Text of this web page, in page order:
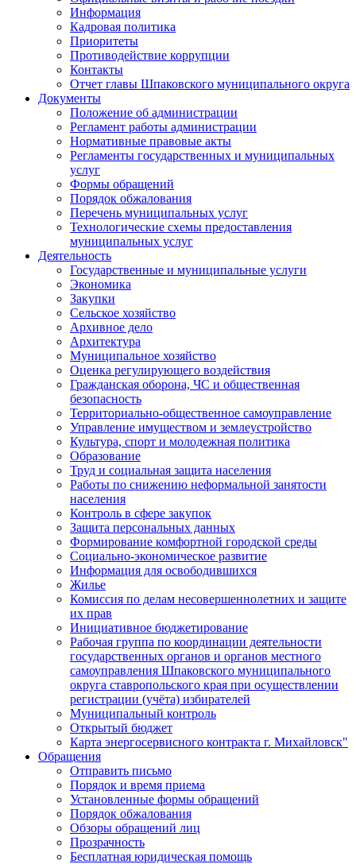
Информация
Кадровая политика
Приоритеты
Противодействие коррупции
Контакты
Отчет главы Шпаковского муниципального округа
Документы
Положение об администрации
Регламент работы администрации
Нормативные правовые акты
Регламенты государственных и муниципальных
услуг
Формы обращений
Порядок обжалования
Перечень муниципальных услуг
Технологические схемы предоставления
муниципальных услуг
Деятельность
Государственные и муниципальные услуги
Экономика
Закупки
Сельское хозяйство
Архивное дело
Архитектура
Муниципальное хозяйство
Оценка регулирующего воздействия
Гражданская оборона, ЧС и общественная
безопасность
Территориально-общественное самоуправление
Управление имуществом и землеустройство
Культура, спорт и молодежная политика
Образование
Труд и социальная защита населения
Работы по снижению неформальной занятости
населения
Контроль в сфере закупок
Защита персональных данных
Формирование комфортной городской среды
Социально-экономическое развитие
Информация для освободившихся
Жилье
Комиссия по делам несовершеннолетних и защите
их прав
Инициативное бюджетирование
Рабочая группа по координации деятельности
государственных органов и органов местного
самоуправления Шпаковского муниципального
округа ставропольского края при осуществлении
регистрации (учёта) избирателей
Муниципальный контроль
Открытый бюджет
Карта энергосервисного контракта г. Михайловск"
Обращения
Отправить письмо
Порядок и время приема
Установленные формы обращений
Порядок обжалования
Обзоры обращений лиц
Прозрачность
Бесплатная юридическая помощь